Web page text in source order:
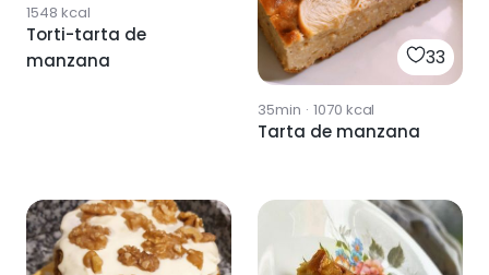
1548 kcal
Torti-tarta de
manzana
33
35min · 1070 kcal
Tarta de manzana